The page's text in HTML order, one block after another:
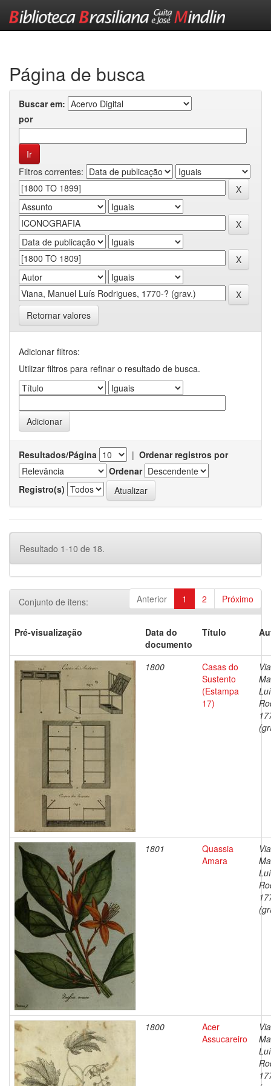
Página de busca
Buscar em:
por
Filtros correntes:
Retornar valores
Adicionar filtros:
Utilizar filtros para refinar o resultado de busca.
Resultados/Página | Ordenar registros por
Ordenar
Registro(s)
Resultado 1-10 de 18.
Anterior 1 2 Próximo
Conjunto de itens:
Pré-visualização
Data do
documento
Título
1800
Casas do
Sustento
(Estampa
17)
1801
Quassia
Amara
1800
Acer
Assucareiro